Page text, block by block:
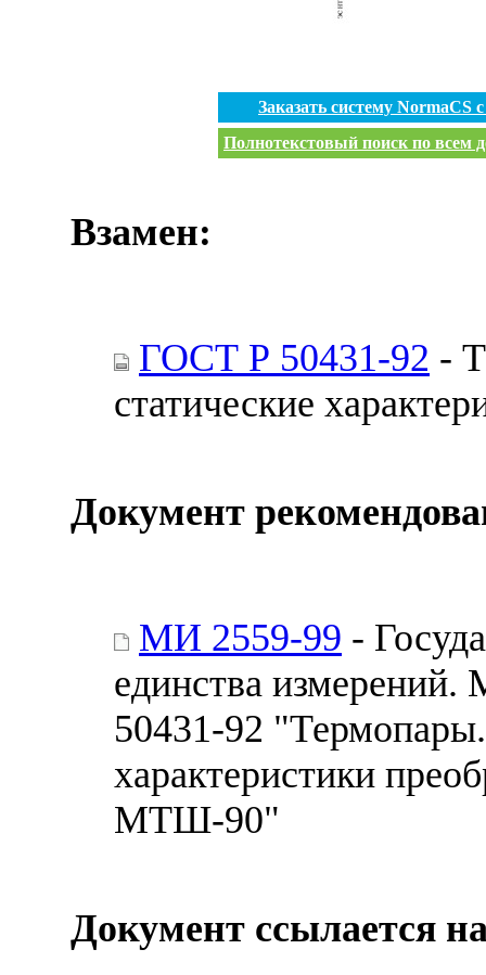
Заказать систему
Полнотекстовый поиск по всем
Взамен:
ГОСТ Р 50431-92 -
статические
Документ
МИ 2559-99 -
единства
50431-92
характеристики
МТШ-90"
Документ ссылается